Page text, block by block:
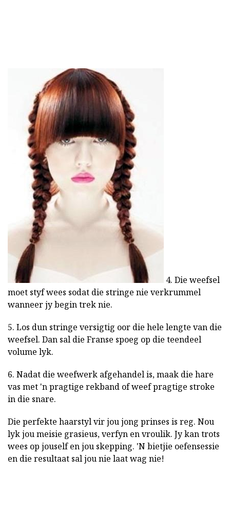
4. Die weefsel
moet styf wees sodat die stringe nie verkrummel
wanneer jy begin trek nie.
5. Los dun stringe versigtig oor die hele lengte van die
weefsel. Dan sal die Franse spoeg op die teendeel
volume lyk.
6. Nadat die weefwerk afgehandel is, maak die hare
vas met 'n pragtige rekband of weef pragtige stroke
in die snare.
Die perfekte haarstyl vir jou jong prinses is reg. Nou
lyk jou meisie grasieus, verfyn en vroulik. Jy kan trots
wees op jouself en jou skepping. 'N bietjie oefensessie
en die resultaat sal jou nie laat wag nie!